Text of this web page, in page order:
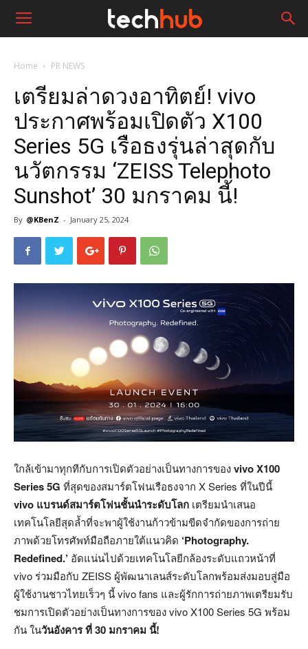
Home PR NEWS
เตรียมล่าดวงอาทิตย์! vivo
ประกาศพร้อมเปิดตัว X100
Series 5G เรือธงรุ่นล่าสุดกับ
นวัตกรรม ‘ZEISS Telephoto
Sunshot’ 30 มกราคม นี้!
By @KBenZ - January 25, 2024
ใกล้เข้ามาทุกทีกับการเปิดตัวอย่างเป็นทางการของvivo X100
Series 5G ที่สุดของสมาร์ตโฟนเรือธงจาก X Series ที่ในปีนี้
vivo แบรนด์สมาร์ตโฟนชั้นนำระดับโลก เตรียมนำเสนอ
เทคโนโลยีสุดล้ำที่จะพาผู้ใช้งานก้าวข้ามขีดจำกัดของการถ่าย
ภาพด้วยโทรศัพท์มือถือภายใต้แนวคิด ‘Photography.
Redefined.’ อัดแน่นไปด้วยเทคโนโลยีกล้องระดับแถวหน้าที่
vivo ร่วมมือกับ ZEISS ผู้พัฒนาเลนส์ระดับโลกพร้อมส่งมอบสู่มือ
ผู้ใช้งานชาวไทยเร็วๆ นี้ vivo fans และผู้รักการถ่ายภาพเตรียมรับ
ชมการเปิดตัวอย่างเป็นทางการของ vivo X100 Series 5G พร้อม
กัน ในวันอังคาร ที่30 มกราคม นี้!